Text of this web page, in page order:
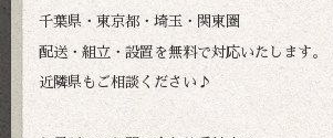
千葉県・東京都・埼玉・関東圏
配送・組立・設置を無料で対応いたします。
近隣県もご相談ください♪